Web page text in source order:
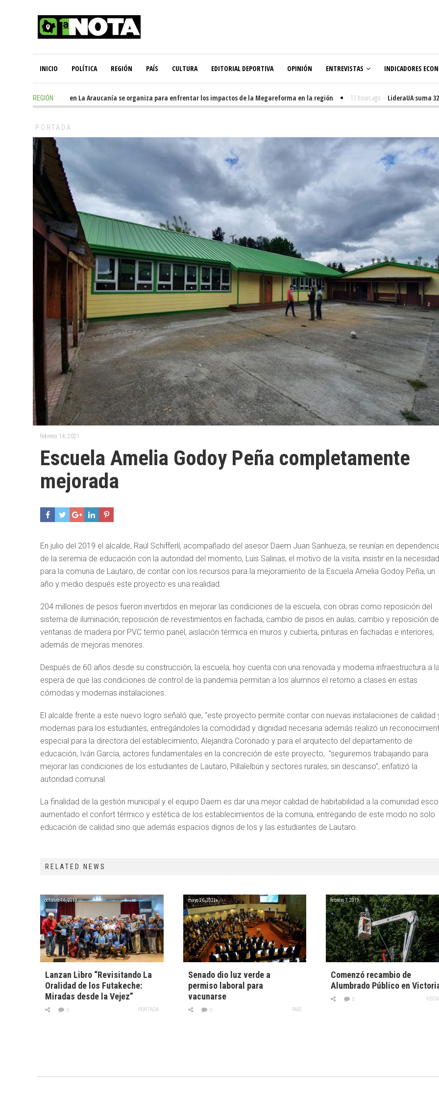
INICIO POLÍTICA REGIÓN PAÍS CULTURA EDITORIAL DEPORTIVA OPINIÓN ENTREVISTAS INDICADORES
REGIÓN
Oposición en La Araucanía se organiza para enfrentar los impactos de la Megareforma en la región 11 hours ago - LideraUA suma 320
PORTADA
febrero 14, 2021
Escuela Amelia Godoy Peña completamente
mejorada
En julio del 2019 el alcalde, Raúl Schifferlí, acompañado del asesor Daem Juan Sanhueza, se reunían en
de la seremia de educación con la autoridad del momento, Luis Salinas, el motivo de la visita, insistir en la
para la comuna de Lautaro, de contar con los recursos para la mejoramiento de la Escuela Amelia Godoy Peña, un
año y medio después este proyecto es una realidad.
204 millones de pesos fueron invertidos en mejorar las condiciones de la escuela, con obras como reposición del
sistema de iluminación, reposición de revestimientos en fachada, cambio de pisos en aulas, cambio y reposición de
ventanas de madera por PVC termo panel, aislación térmica en muros y cubierta, pinturas en fachadas e interiores,
además de mejoras menores.
Después de 60 años desde su construcción, la escuela, hoy cuenta con una renovada y moderna infraestructura a
espera de que las condiciones de control de la pandemia permitan a los alumnos el retorno a clases en estas
cómodas y modernas instalaciones.
El alcalde frente a este nuevo logro señaló que, “este proyecto permite contar con nuevas instalaciones de calidad
modernas para los estudiantes, entregándoles la comodidad y dignidad necesaria además realizó un
especial para la directora del establecimiento, Alejandra Coronado y para el arquitecto del departamento de
educación, Iván García, actores fundamentales en la concreción de este proyecto, ”seguiremos trabajando para
mejorar las condiciones de los estudiantes de Lautaro, Pillalelbún y sectores rurales, sin descanso”, enfatizó la
autoridad comunal.
La finalidad de la gestión municipal y el equipo Daem es dar una mejor calidad de habitabilidad a la comunidad
aumentado el confort térmico y estética de los establecimientos de la comuna, entregando de este modo no solo
educación de calidad sino que además espacios dignos de los y las estudiantes de Lautaro.
RELATED NEWS
octubre 16, 2019
Lanzan Libro “Revisitando La
Oralidad de los Futakeche:
Miradas desde la Vejez”
PORTADA
0
mayo 26, 2021
Senado dio luz verde a
permiso laboral para
vacunarse
PAÍS
0
febrero 7, 2019
Comenzó recambio de
Alumbrado Público en
0